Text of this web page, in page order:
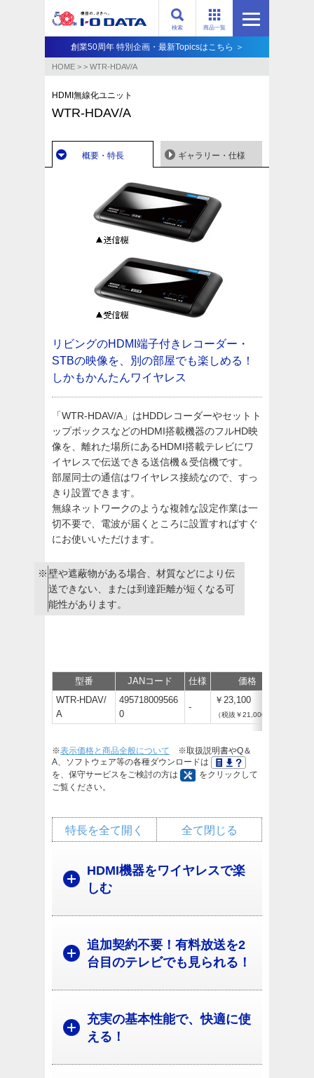
商品一覧
検索
創業50周年 特別企画・最新Topicsはこちら ＞
HOME > > WTR-HDAV/A
HDMI無線化ユニット
WTR-HDAV/A
概要・特長 ギャラリー・仕様
リビングのHDMI端子付きレコーダー・
STBの映像を、別の部屋でも楽しめる！
しかもかんたんワイヤレス
「WTR-HDAV/A」はHDDレコーダーやセットト
ップボックスなどのHDMI搭載機器のフルHD映
像を、離れた場所にあるHDMI搭載テレビにワ
イヤレスで伝送できる送信機＆受信機です。
部屋同士の通信はワイヤレス接続なので、すっ
きり設置できます。
無線ネットワークのような複雑な設定作業は一
切不要で、電波が届くところに設置すればすぐ
にお使いいただけます。
※壁や遮蔽物がある場合、材質などにより伝
送できない、または到達距離が短くなる可
能性があります。
型番 JANコード 仕様 価格
WTR-HDAV/
A
495718009566
0
-
￥23,100
（税抜￥21,000）
※表示価格と商品全般について ※取扱説明書やQ＆
A、ソフトウェア等の各種ダウンロードは
を、保守サービスをご検討の方は
をクリックして
ご覧ください。
全て閉じる
特長を全て開く
HDMI機器をワイヤレスで楽
しむ
追加契約不要！有料放送を2
台目のテレビでも見られる！
充実の基本性能で、快適に使
える！